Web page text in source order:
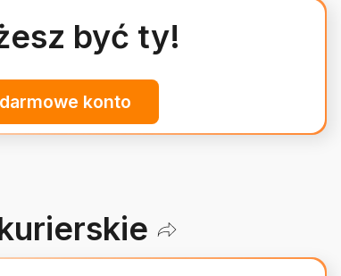
być ty!
darmowe konto